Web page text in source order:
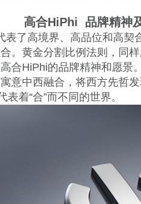
高合HiPhi 品牌精神
表了高境界、高品位和高契
。黄金分割比例法则，同
合HiPhi的品牌精神和愿景
意中西融合，将西方先哲
表着“合”而不同的世界。